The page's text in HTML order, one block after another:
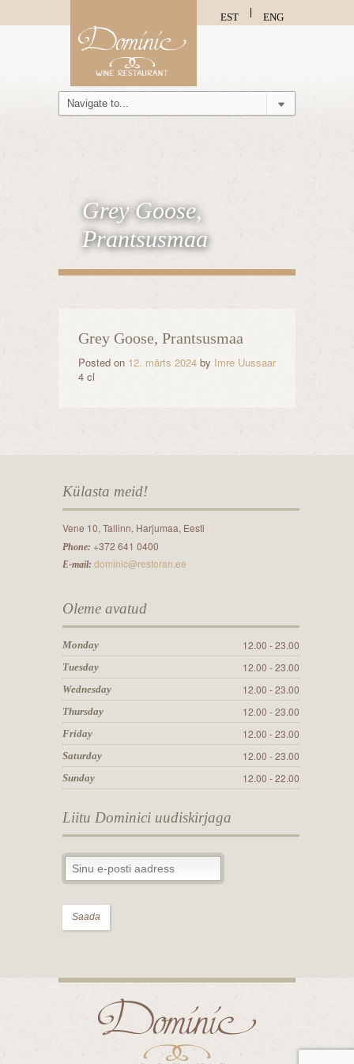
ENG
EST
Grey Goose,
Prantsusmaa
Grey Goose, Prantsusmaa
Posted on 12. märts 2024 by Imre Uussaar
4 cl
Külasta meid!
Vene 10, Tallinn, Harjumaa, Eesti
Phone: +372 641 0400
E-mail: dominic@restoran.ee
Oleme avatud
Monday 12.00 - 23.00
Tuesday 12.00 - 23.00
Wednesday 12.00 - 23.00
Thursday 12.00 - 23.00
Friday 12.00 - 23.00
Saturday 12.00 - 23.00
Sunday 12.00 - 22.00
Liitu Dominici uudiskirjaga